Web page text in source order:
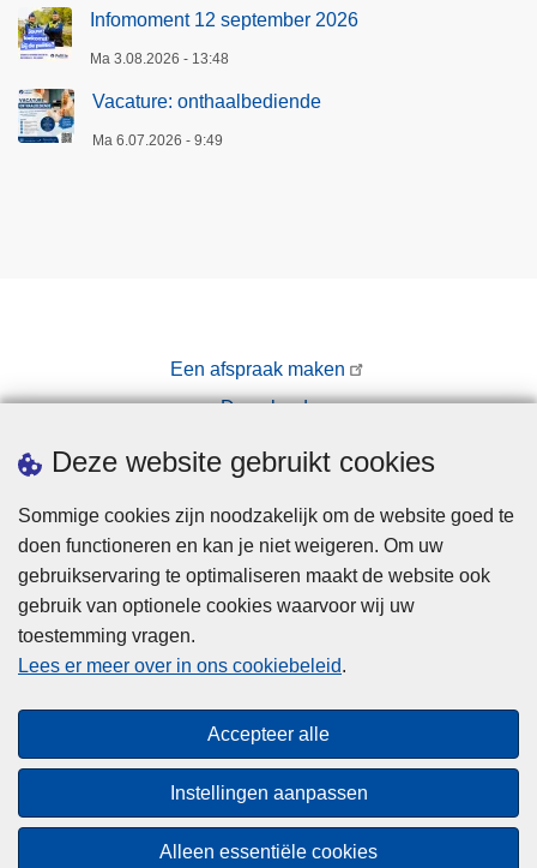
Deze website gebruikt cookies
Sommige cookies zijn noodzakelijk om de website goed te
doen functioneren en kan je niet weigeren. Om uw
gebruikservaring te optimaliseren maakt de website ook
gebruik van optionele cookies waarvoor wij uw
toestemming vragen.
Lees er meer over in ons cookiebeleid.
Accepteer alle
Instellingen aanpassen
Alleen essentiële cookies
Infomoment 12 september 2026
Ma 3.08.2026 - 13:48
Vacature: onthaalbediende
Ma 6.07.2026 - 9:49
Een afspraak maken
Downloads
Privacy
Cookies
Toegankelijkheid
© 2026 Politie.be